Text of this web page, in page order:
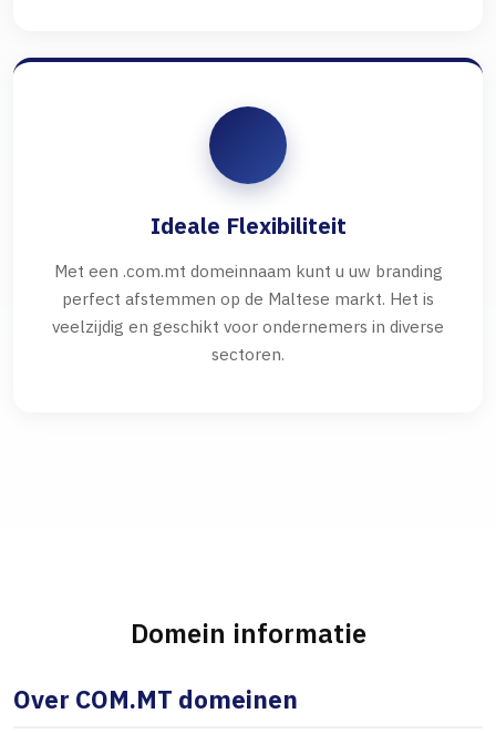
Ideale Flexibiliteit
Met een .com.mt domeinnaam kunt u uw branding
perfect afstemmen op de Maltese markt. Het is
veelzijdig en geschikt voor ondernemers in diverse
sectoren.
Domein informatie
Over COM.MT domeinen